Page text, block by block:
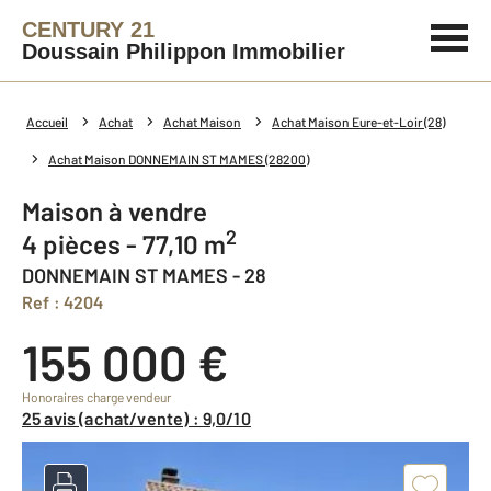
CENTURY 21
Doussain Philippon Immobilier
Accueil Achat Achat Maison Achat Maison Eure-et-Loir (28)
Achat Maison DONNEMAIN ST MAMES (28200)
Maison à vendre
4 pièces - 77,10 m2
DONNEMAIN ST MAMES - 28
Ref : 4204
155 000 €
Honoraires charge vendeur
25 avis (achat/vente) : 9,0/10